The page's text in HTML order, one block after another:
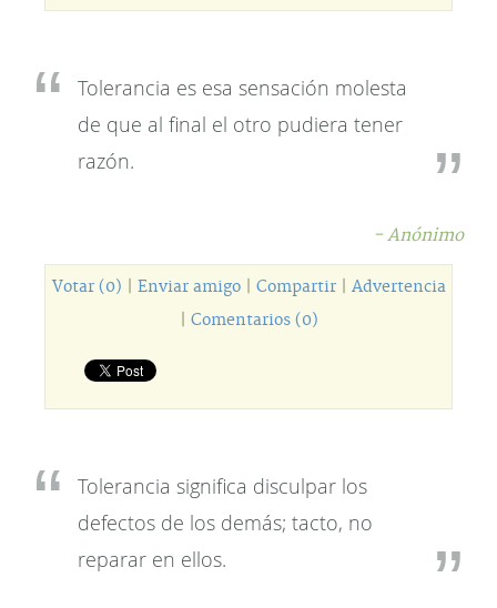
Tolerancia es esa sensación molesta
de que al final el otro pudiera tener
razón.
- Anónimo
Votar (0) Enviar amigo| Compartir| Advertencia
Comentarios (0)
Tolerancia significa disculpar los
defectos de los demás; tacto, no
reparar en ellos.